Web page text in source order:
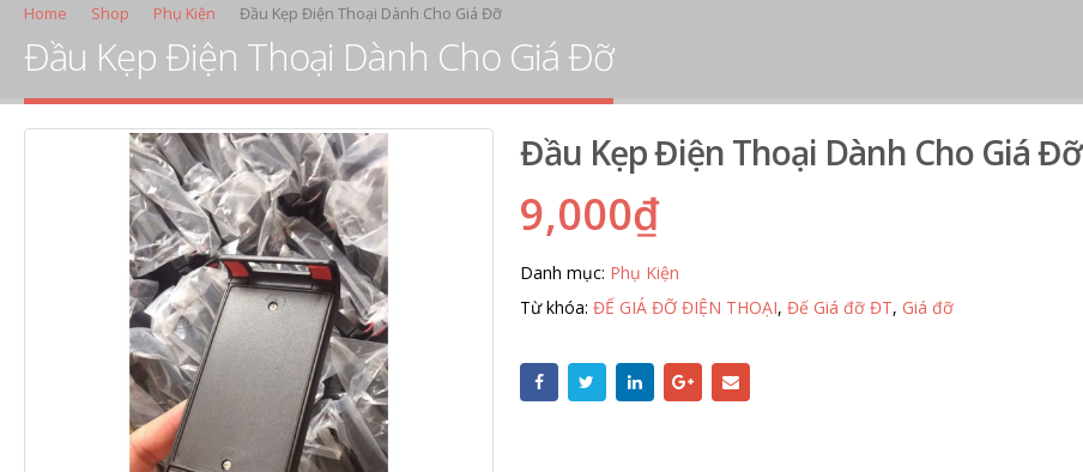
Home Shop Phụ Kiện Đầu Kẹp Điện Thoại Dành Cho Giá Đỡ
Đầu Kẹp Điện Thoại Dành Cho Giá Đỡ
Đầu Kẹp Điện Thoại Dành Cho Giá Đỡ
9,000₫
Danh mục: Phụ Kiện
Từ khóa: ĐẾ GIÁ ĐỠ ĐIỆN THOẠI, Đế Giá đỡ ĐT, Giá đỡ